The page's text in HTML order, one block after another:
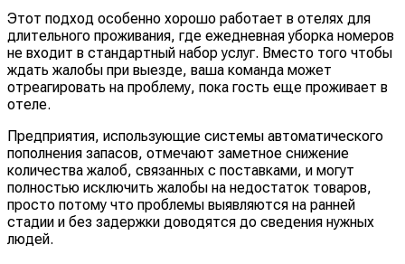
Этот подход особенно хорошо работает в отелях для
длительного проживания, где ежедневная уборка номеров
не входит в стандартный набор услуг. Вместо того чтобы
ждать жалобы при выезде, ваша команда может
отреагировать на проблему, пока гость еще проживает в
отеле.
Предприятия, использующие системы автоматического
пополнения запасов, отмечают заметное снижение
количества жалоб, связанных с поставками, и могут
полностью исключить жалобы на недостаток товаров,
просто потому что проблемы выявляются на ранней
стадии и без задержки доводятся до сведения нужных
людей.